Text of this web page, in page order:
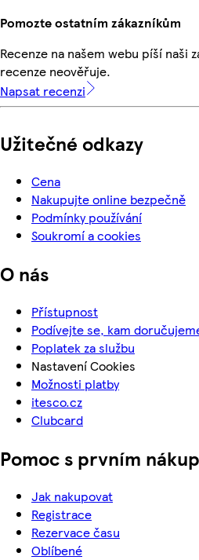
Pomozte ostatním zákazníkům
Recenze na našem webu píší naši
recenze neověřuje.
Napsat recenzi
Užitečné odkazy
Cena
Nakupujte online bezpečně
Podmínky používání
Soukromí a cookies
O nás
Přístupnost
Podívejte se, kam
Poplatek za službu
Nastavení Cookies
Možnosti platby
itesco.cz
Clubcard
Pomoc s prvním
Jak nakupovat
Registrace
Rezervace času
Oblíbené